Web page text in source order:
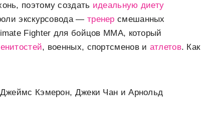
поэтому создать идеальную диету
экскурсовода — тренер смешанных
Fighter для бойцов ММА, который
, военных, спортсменов и атлетов. Как
Кэмерон, Джеки Чан и Арнольд